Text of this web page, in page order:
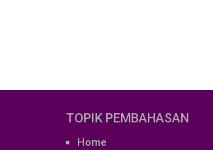
TOPIK PEMBAHASAN
Home